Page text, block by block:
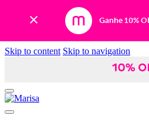
Ganhe 10%
Skip to content Skip to navigation